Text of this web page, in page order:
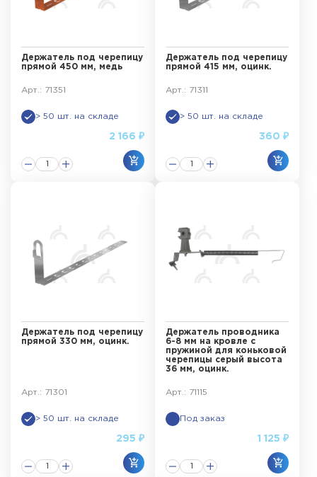
Держатель под черепицу
прямой 450 мм, медь
Арт.: 71351
> 50 шт. на складе
2 166 ₽
Держатель под черепицу
прямой 415 мм, оцинк.
Арт.: 71311
> 50 шт. на складе
360 ₽
Держатель под черепицу
прямой 330 мм, оцинк.
Арт.: 71301
> 50 шт. на складе
295 ₽
Держатель проводника
6-8 мм на кровле с
пружиной для коньковой
черепицы серый высота
36 мм, оцинк.
Арт.: 71115
Под заказ
1 125 ₽